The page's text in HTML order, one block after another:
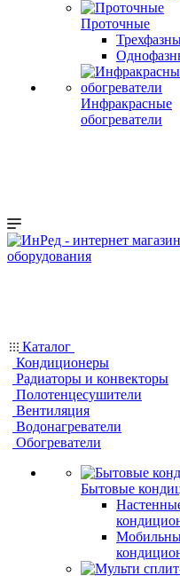
Проточные
Инфракрасные
обогреватели
Каталог
Кондиционеры
Радиаторы и конвекторы
Полотенцесушители
Вентиляция
Водонагреватели
Обогреватели
Бытовые